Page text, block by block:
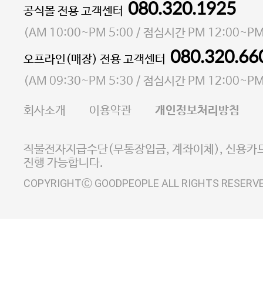
대표 이성현,박영환| 개인정보관리책임자 김상현
소재지 서울특별시 마포구 마포대로4다길 41 마포
통신판매업 신고번호 2023-서울마포-3931호
사업자등록번호 105-81-58242
E-MAIL goodpeople@gpin.co.kr
사업자정보확인
이니시스 에스크로 서비
공식몰 전용 고객센터 080.320.1925
(AM 10:00~PM 5:00 / 점심시간 PM
오프라인(매장) 전용 고객센터
(AM 09:30~PM 5:30 / 점심시간 PM
회사소개 이용약관 개인정보처리방침
직불전자지급수단(무통장입금, 계좌이체), 신용카
진행 가능합니다.
COPYRIGHTⒸ GOODPEOPLE ALL RIGHTS